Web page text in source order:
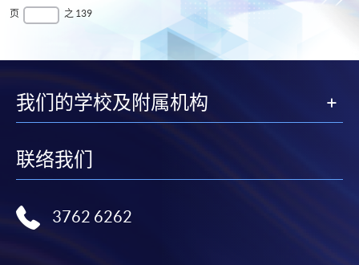
第
一
页
最
页 之 139
我们的学校及附属机构
联络我们
3762 6262